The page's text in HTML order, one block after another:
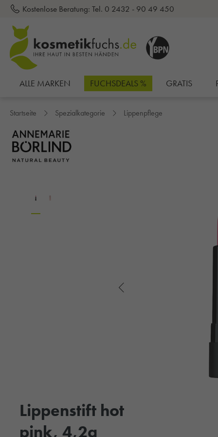
springen
Kostenlose Beratung: Tel. 0 2432 - 90 49 450
ALLE MARKEN FUCHSDEALS % GRATIS
Startseite Spezialkategorie Lippenpflege
Lippenstift hot
pink, 4,2g